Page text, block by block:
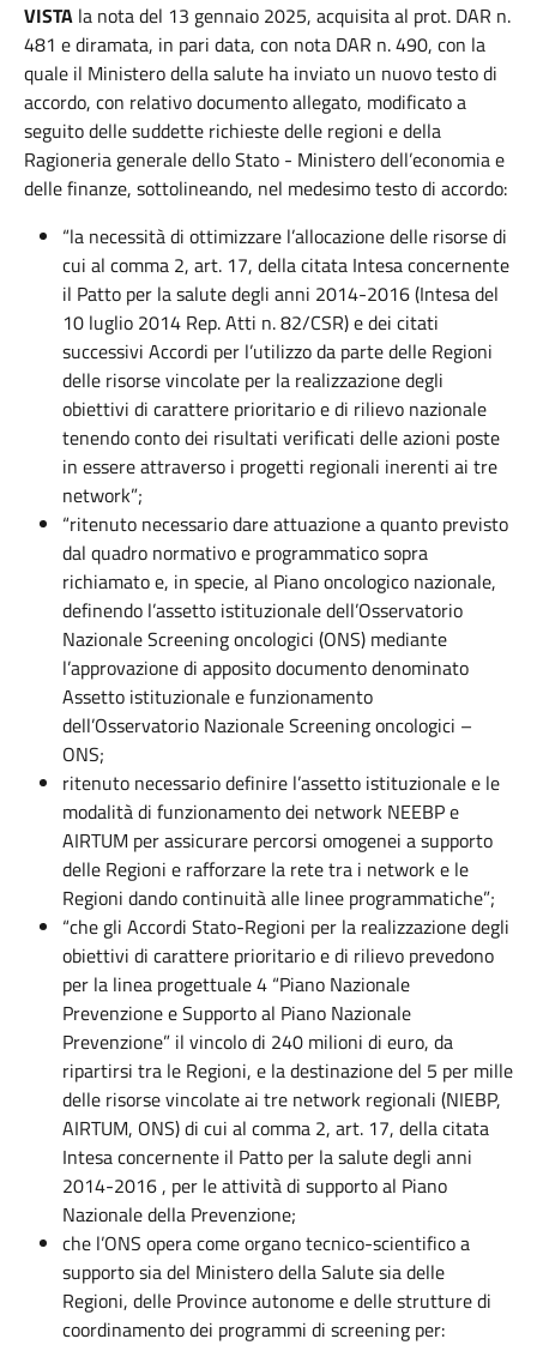
VISTA la nota del 13 gennaio 2025, acquisita al prot. DAR n.
481 e diramata, in pari data, con nota DAR n. 490, con la
quale il Ministero della salute ha inviato un nuovo testo di
accordo, con relativo documento allegato, modificato a
seguito delle suddette richieste delle regioni e della
Ragioneria generale dello Stato - Ministero dell’economia e
delle finanze, sottolineando, nel medesimo testo di accordo:
“la necessità di ottimizzare l’allocazione delle risorse di
cui al comma 2, art. 17, della citata Intesa concernente
il Patto per la salute degli anni 2014-2016 (Intesa del
10 luglio 2014 Rep. Atti n. 82/CSR) e dei citati
successivi Accordi per l’utilizzo da parte delle Regioni
delle risorse vincolate per la realizzazione degli
obiettivi di carattere prioritario e di rilievo nazionale
tenendo conto dei risultati verificati delle azioni poste
in essere attraverso i progetti regionali inerenti ai tre
network”;
“ritenuto necessario dare attuazione a quanto previsto
dal quadro normativo e programmatico sopra
richiamato e, in specie, al Piano oncologico nazionale,
definendo l’assetto istituzionale dell’Osservatorio
Nazionale Screening oncologici (ONS) mediante
l’approvazione di apposito documento denominato
Assetto istituzionale e funzionamento
dell’Osservatorio Nazionale Screening oncologici –
ONS;
ritenuto necessario definire l’assetto istituzionale e le
modalità di funzionamento dei network NEEBP e
AIRTUM per assicurare percorsi omogenei a supporto
delle Regioni e rafforzare la rete tra i network e le
Regioni dando continuità alle linee programmatiche”;
“che gli Accordi Stato-Regioni per la realizzazione degli
obiettivi di carattere prioritario e di rilievo prevedono
per la linea progettuale 4 “Piano Nazionale
Prevenzione e Supporto al Piano Nazionale
Prevenzione” il vincolo di 240 milioni di euro, da
ripartirsi tra le Regioni, e la destinazione del 5 per mille
delle risorse vincolate ai tre network regionali (NIEBP,
AIRTUM, ONS) di cui al comma 2, art. 17, della citata
Intesa concernente il Patto per la salute degli anni
2014-2016 , per le attività di supporto al Piano
Nazionale della Prevenzione;
che l’ONS opera come organo tecnico-scientifico a
supporto sia del Ministero della Salute sia delle
Regioni, delle Province autonome e delle strutture di
coordinamento dei programmi di screening per: